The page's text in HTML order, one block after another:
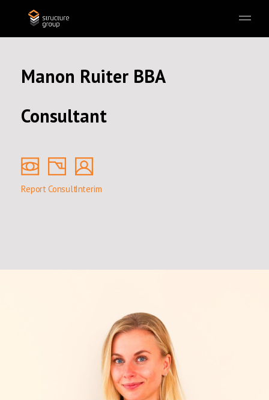
Manon Ruiter BBA
Consultant
ReportConsultInterim